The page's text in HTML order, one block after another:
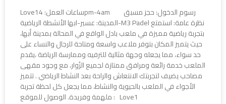
Love1ساعات العمل: 4pm-4am رسوم الدخول: حجز مسبق
المدينة: عسير-ابها الأنشطة الرياضية-M3 Padel نظرة عامة: استمتع
بتجربة رياضية مميزة في ملعب بادل الواقع في المحالة بمدينة أبها،
حيث يتميز المكان بتوفر ملاعب واسعة ومتاحة للرجال والنساء على
حد سواء، مما يجعله وجهة مثالية للترفيه وممارسة الرياضة ،يقدم
الملعب خدمة رائعة ومرافق ممتازة لجميع الزُوار، مع وجود مقهى
مصاحب يضيف لتجربتك الانتعاش والراحة بعد النشاط الرياضي . تتميز
الأجواء في الملعب بالحيوية والنشاط، مما يجعل كل لحظة تجربة
ملهمة وفريدة. الوصول للموقع : Love1